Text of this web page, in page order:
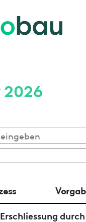
2026
Erschliessung